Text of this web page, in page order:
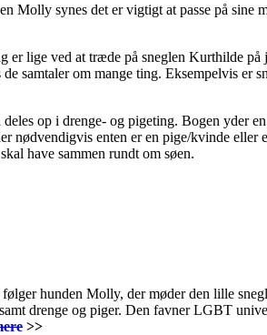
synes det er vigtigt at passe på sine
lige ved at træde på sneglen Kurthilde
samtaler om mange ting. Eksempelvis er
op i drenge- og pigeting. Bogen yder
nødvendigvis enten er en pige/kvinde eller
have sammen rundt om søen.
hunden Molly, der møder den lille
drenge og piger. Den favner LGBT
>>